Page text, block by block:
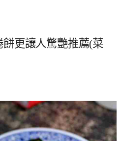
餅更讓人驚艷推薦(菜